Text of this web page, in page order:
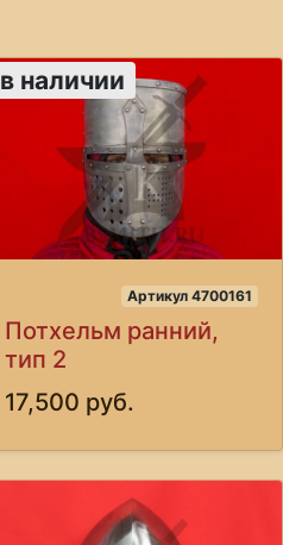
в наличии
Артикул 4700161
Потхельм ранний,
тип 2
17,500 руб.